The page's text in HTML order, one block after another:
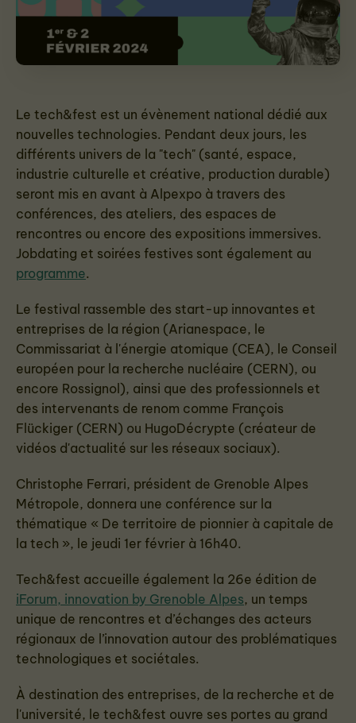
Le tech&fest est un évènement national dédié aux
nouvelles technologies. Pendant deux jours, les
différents univers de la "tech" (santé, espace,
industrie culturelle et créative, production durable)
seront mis en avant à Alpexpo à travers des
conférences, des ateliers, des espaces de
rencontres ou encore des expositions immersives.
Jobdating et soirées festives sont également au
programme.
Le festival rassemble des start-up innovantes et
entreprises de la région (Arianespace, le
Commissariat à l'énergie atomique (CEA), le Conseil
européen pour la recherche nucléaire (CERN), ou
encore Rossignol), ainsi que des professionnels et
des intervenants de renom comme François
Flückiger (CERN) ou HugoDécrypte (créateur de
vidéos d'actualité sur les réseaux sociaux).
Christophe Ferrari, président de Grenoble Alpes
Métropole, donnera une conférence sur la
thématique « De territoire de pionnier à capitale de
la tech », le jeudi 1er février à 16h40.
Tech&fest accueille également la 26e édition de
iForum, innovation by Grenoble Alpes, un temps
unique de rencontres et d’échanges des acteurs
régionaux de l’innovation autour des problématiques
technologiques et sociétales.
À destination des entreprises, de la recherche et de
l'université, le tech&fest ouvre ses portes au grand